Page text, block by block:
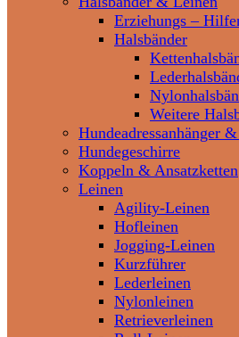
Erziehungs –
Halsbänder
Weitere
Hundeadressanhänger
Hundegeschirre
Koppeln & Ansatzketten
Leinen
Agility-Leinen
Hofleinen
Jogging-Leinen
Kurzführer
Lederleinen
Nylonleinen
Retrieverleinen